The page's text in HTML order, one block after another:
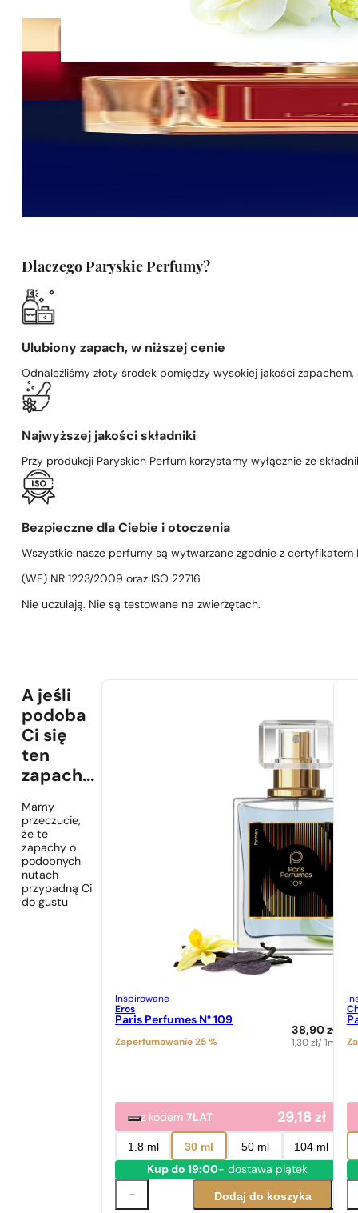
Dlaczego Paryskie Perfumy?
Ulubiony zapach, w niższej cenie
Odnaleźliśmy złoty środek pomiędzy wysokiej jakości
Najwyższej jakości składniki
Przy produkcji Paryskich Perfum korzystamy wyłącznie ze
Bezpieczne dla Ciebie i otoczenia
Wszystkie nasze perfumy są wytwarzane zgodnie z certyfikatem
(WE) NR 1223/2009 oraz ISO 22716
Nie uczulają. Nie są testowane na zwierzętach.
A jeśli
podoba
Ci się
ten
zapach...
Mamy
przeczucie,
że te
zapachy o
podobnych
nutach
przypadną Ci
do gustu
Inspirowane
Eros
Paris Perfumes N° 109
Zaperfumowanie 25 %
38,90zł
1,30zł/ 1ml
z kodem7LAT 29,18zł
1.8 ml 30 ml 50 ml 104 ml
Kup do 19:00- dostawa piątek
Dodaj do koszyka